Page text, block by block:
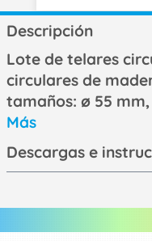
Descripción
Lote de telares
circulares de
tamaños: ø 55
Más
Descargas e